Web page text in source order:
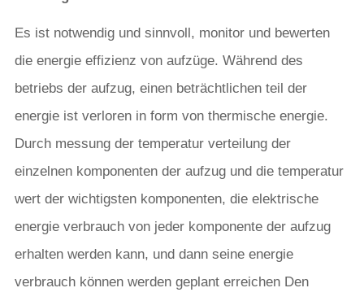
Es ist notwendig und sinnvoll, monitor und bewerten
die energie effizienz von aufzüge. Während des
betriebs der aufzug, einen beträchtlichen teil der
energie ist verloren in form von thermische energie.
Durch messung der temperatur verteilung der
einzelnen komponenten der aufzug und die temperatur
wert der wichtigsten komponenten, die elektrische
energie verbrauch von jeder komponente der aufzug
erhalten werden kann, und dann seine energie
verbrauch können werden geplant erreichen Den